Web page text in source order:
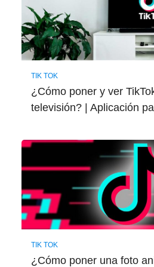
TIK TOK
¿Cómo poner y ver
televisión? | Aplicación
TIK TOK
¿Cómo poner una foto